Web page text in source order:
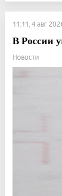
11:11, 4 авг
В России
Новости